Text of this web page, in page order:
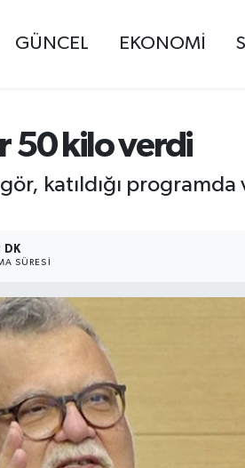
GÜNCEL EKONOMİ
50 kilo verdi
katıldığı
1 DK
SÜRESI